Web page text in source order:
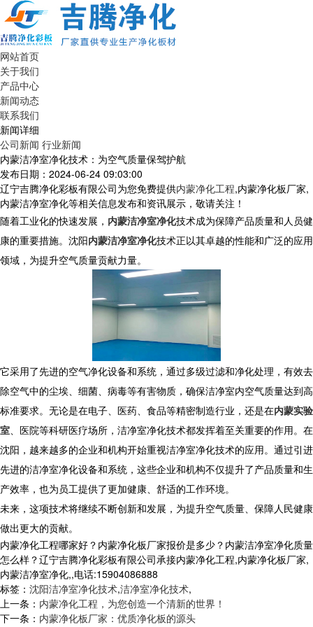
网站首页
关于我们
产品中心
新闻动态
联系我们
新闻详细
公司新闻 行业新闻
内蒙洁净室净化技术：为空气质量保驾护航
发布日期：2024-06-24 09:03:00
辽宁吉腾净化彩板有限公司为您免费提供内蒙净化工程,内蒙净化板厂家,
内蒙洁净室净化等相关信息发布和资讯展示，敬请关注！
随着工业化的快速发展， 内蒙洁净室净化技术成为保障产品质量和人员健
康的重要措施。沈阳内蒙洁净室净化技术正以其卓越的性能和广泛的应用
领域，为提升空气质量贡献力量。
它采用了先进的空气净化设备和系统，通过多级过滤和净化处理，有效去
除空气中的尘埃、细菌、病毒等有害物质，确保洁净室内空气质量达到高
标准要求。无论是在电子、医药、食品等精密制造行业，还是在内蒙实验
室 、医院等科研医疗场所，洁净室净化技术都发挥着至关重要的作用。在
沈阳，越来越多的企业和机构开始重视洁净室净化技术的应用。通过引进
先进的洁净室净化设备和系统，这些企业和机构不仅提升了产品质量和生
产效率，也为员工提供了更加健康、舒适的工作环境。
未来，这项技术将继续不断创新和发展，为提升空气质量、保障人民健康
做出更大的贡献。
内蒙净化工程哪家好？内蒙净化板厂家报价是多少？内蒙洁净室净化质量
怎么样？辽宁吉腾净化彩板有限公司承接内蒙净化工程,内蒙净化板厂家,
内蒙洁净室净化,,电话:15904086888
标签： 沈阳洁净室净化技术,洁净室净化技术,
上一条： 内蒙净化工程，为您创造一个清新的世界！
下一条： 内蒙净化板厂家：优质净化板的源头